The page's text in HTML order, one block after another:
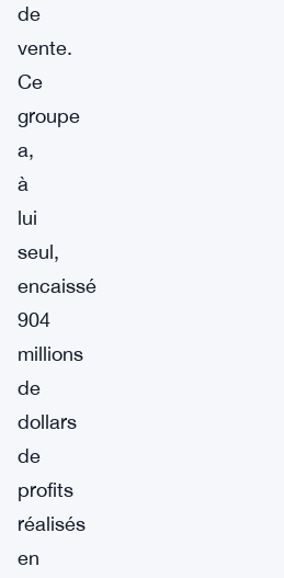
de
vente.
Ce
groupe
a,
à
lui
seul,
encaissé
904
millions
de
dollars
de
profits
réalisés
en